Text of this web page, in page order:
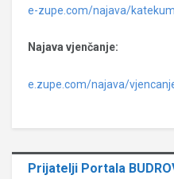
e-zupe.com/najava/
Najava vjenčanje:
e.zupe.com/najava/
Prijatelji Portala